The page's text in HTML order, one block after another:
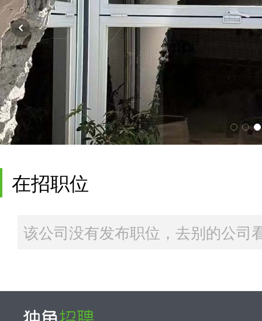
在招职位
该公司没有发布职位，去别的公司